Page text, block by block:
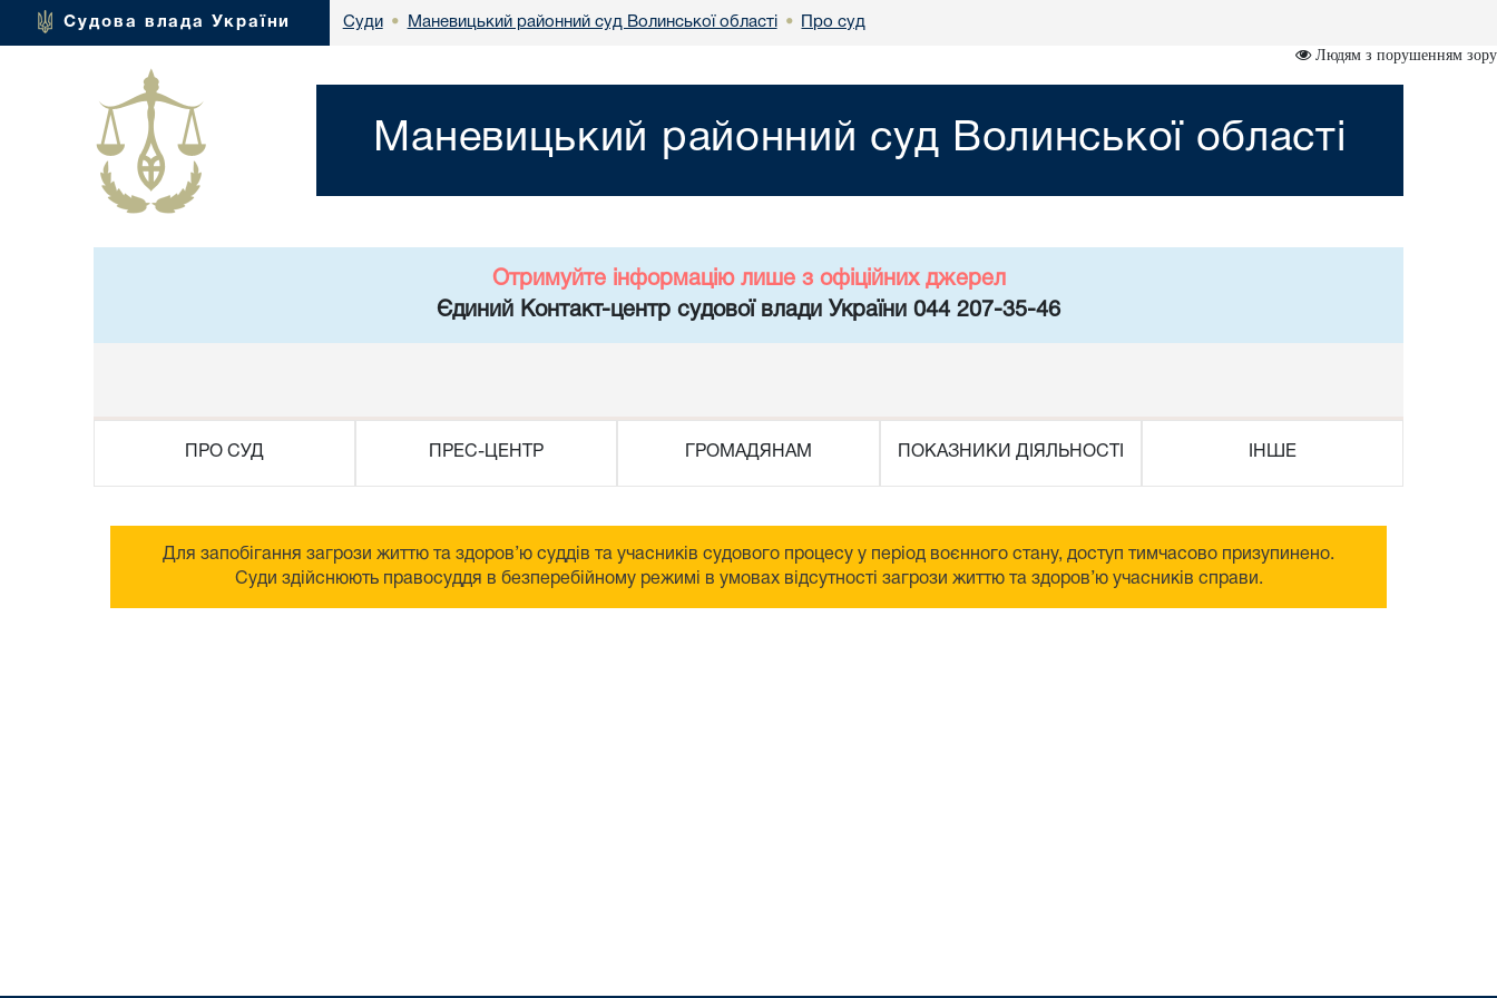
Судова влада України Суди • Маневицький районний суд Волинської області • Про суд
Людям з порушенням зору
Маневицький районний суд Волинської області
Отримуйте інформацію лише з офіційних джерел
Єдиний Контакт-центр судової влади України 044 207-35-46
ПРО СУД ПРЕС-ЦЕНТР ГРОМАДЯНАМ ПОКАЗНИКИ ДІЯЛЬНОСТІ ІНШЕ
Для запобігання загрози життю та здоров’ю суддів та учасників судового процесу у період воєнного стану, доступ тимчасово призупинено.
Суди здійснюють правосуддя в безперебійному режимі в умовах відсутності загрози життю та здоров’ю учасників справи.